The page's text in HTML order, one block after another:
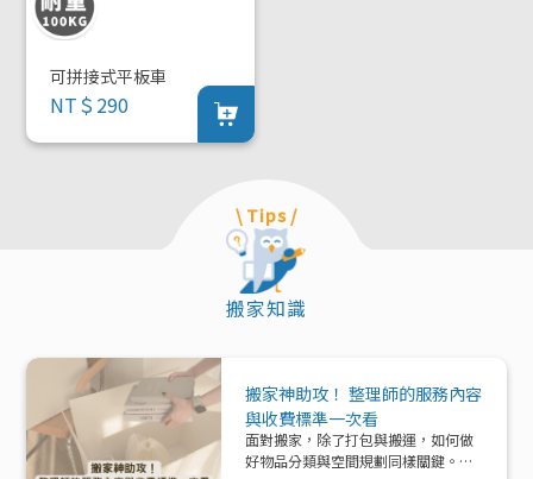
可拼接式平板車
NT＄290
\ Tips /
搬家知識
搬家神助攻！ 整理師的服務內容
與收費標準一次看
面對搬家，除了打包與搬運，如何做
好物品分類與空間規劃同樣關鍵。本